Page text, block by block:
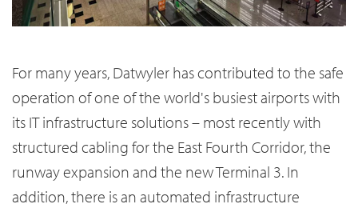
For many years, Datwyler has contributed to the safe
operation of one of the world's busiest airports with
its IT infrastructure solutions – most recently with
structured cabling for the East Fourth Corridor, the
runway expansion and the new Terminal 3. In
addition, there is an automated infrastructure